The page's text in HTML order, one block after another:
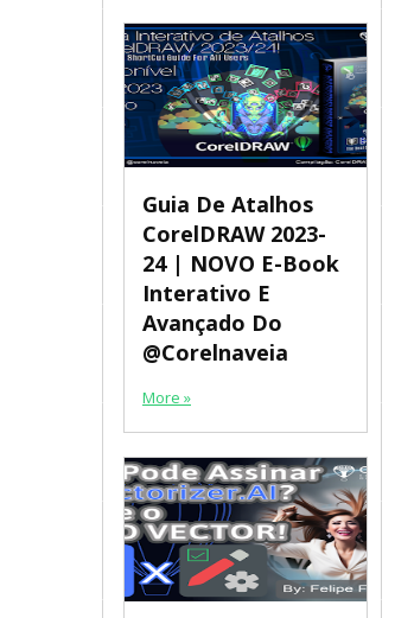
Guia De Atalhos
CorelDRAW 2023-
24 | NOVO E-Book
Interativo E
Avançado Do
@corelnaveia
More »